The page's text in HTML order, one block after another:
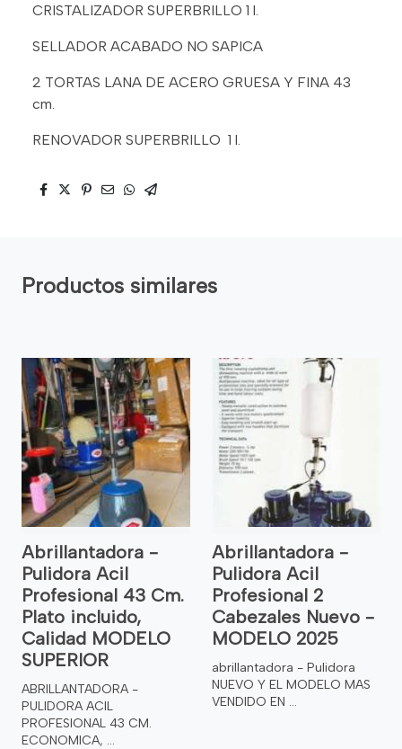
CRISTALIZADOR SUPERBRILLO 1 l.
SELLADOR ACABADO NO SAPICA
2 TORTAS LANA DE ACERO GRUESA Y FINA 43
cm.
RENOVADOR SUPERBRILLO 1 l.
Productos similares
Abrillantadora -
Pulidora Acil
Profesional 43 Cm.
Plato incluido,
Calidad MODELO
SUPERIOR
ABRILLANTADORA -
PULIDORA ACIL
PROFESIONAL 43 CM.
ECONOMICA, ...
Abrillantadora -
Pulidora Acil
Profesional 2
Cabezales Nuevo -
MODELO 2025
abrillantadora - Pulidora
NUEVO Y EL MODELO MAS
VENDIDO EN ...